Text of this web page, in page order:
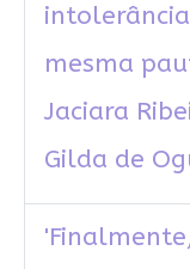
mesma
Jaciara
Gilda de